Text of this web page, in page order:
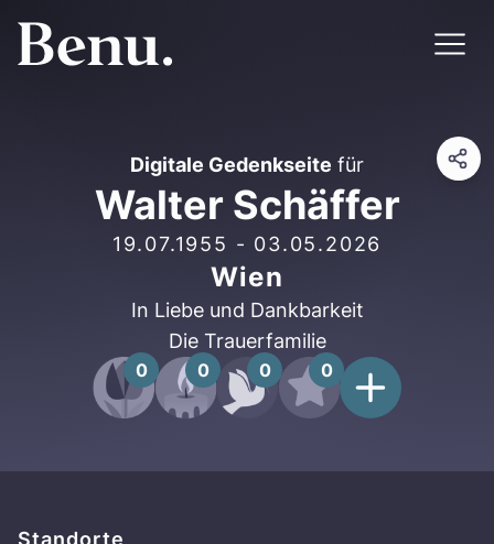
Digitale Gedenkseite für
Walter Schäffer
19.07.1955 - 03.05.2026
Wien
In Liebe und Dankbarkeit
Die Trauerfamilie
0 0 0 0
Standorte